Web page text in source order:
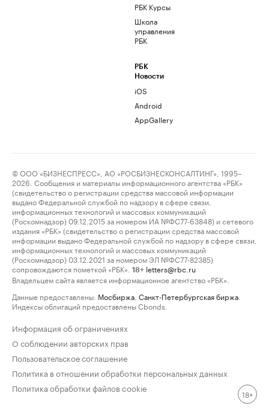
РБК Курсы
Школа
управления
РБК
РБК
Новости
iOS
Android
AppGallery
© ООО «БИЗНЕСПРЕСС», АО «РОСБИЗНЕСКОНСАЛТИНГ», 1995–
2026. Сообщения и материалы информационного агентства «РБК»
(свидетельство о регистрации средства массовой информации
выдано Федеральной службой по надзору в сфере связи,
информационных технологий и массовых коммуникаций
(Роскомнадзор) 09.12.2015 за номером ИА №ФС77-63848) и сетевого
издания «РБК» (свидетельство о регистрации средства массовой
информации выдано Федеральной службой по надзору в сфере связи,
информационных технологий и массовых коммуникаций
(Роскомнадзор) 03.12.2021 за номером ЭЛ №ФС77-82385)
сопровождаются пометкой «РБК».
18+ letters@rbc.ru
Владельцем сайта является информационное агентство «РБК».
Данные предоставлены: Мосбиржа Санкт-Петербургская биржа
Индексы облигаций предоставлены Cbonds.
Информация об ограничениях
О соблюдении авторских прав
Пользовательское соглашение
Политика в отношении обработки персональных данных
Политика обработки файлов cookie
18+